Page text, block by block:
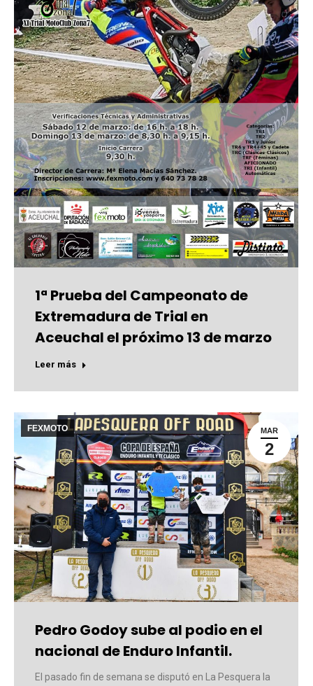
1ª Prueba del Campeonato de
Extremadura de Trial en
Aceuchal el próximo 13 de marzo
Leer más
MAR
2
FEXMOTO
Pedro Godoy sube al podio en el
nacional de Enduro Infantil.
El pasado fin de semana se disputó en La Pesquera la